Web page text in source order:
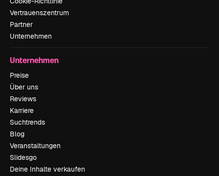
Vertrauenszentrum
Partner
Unternehmen
Unternehmen
Preise
Über uns
Reviews
Karriere
Suchtrends
Blog
Veranstaltungen
Slidesgo
Deine Inhalte verkaufen